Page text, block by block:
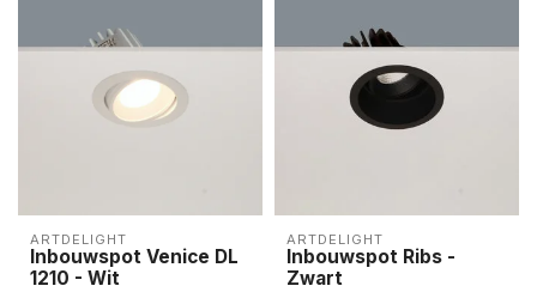
ARTDELIGHT
Inbouwspot Venice DL
1210 - Wit
ARTDELIGHT
Inbouwspot Ribs -
Zwart